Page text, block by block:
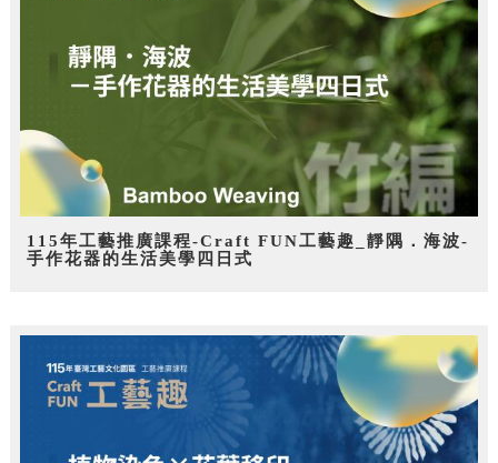
115年工藝推廣課程-Craft FUN工藝趣_靜隅．海波-
手作花器的生活美學四日式